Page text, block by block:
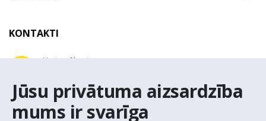
Jūsu privātuma aizsardzība
mums ir svarīga
KONTAKTI
Uzziņu tālrunis
E-pasta adrese